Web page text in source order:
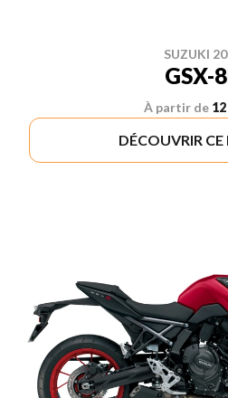
SUZUKI
GSX-
À partir de
DÉCOUVRIR